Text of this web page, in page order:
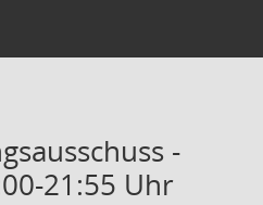
-
21:55 Uhr